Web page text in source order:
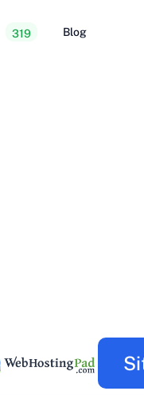
319 Blog